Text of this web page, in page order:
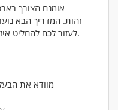
אומנם הצורך
לעזור לכם להחליט איזה סוג תעודה מתאימה לכם ביותר.
מוודא את